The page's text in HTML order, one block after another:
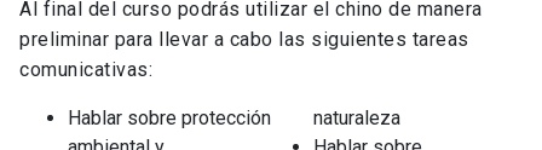
Al final del curso podrás utilizar el chino de manera
preliminar para llevar a cabo las siguientes tareas
comunicativas:
Hablar sobre protección
naturaleza